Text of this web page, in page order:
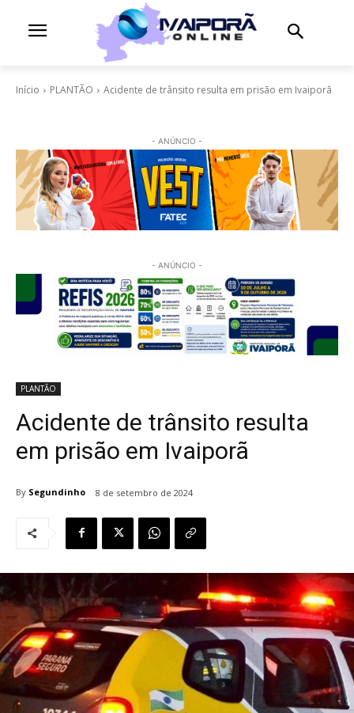
Início PLANTÃO Acidente de trânsito resulta em prisão em Ivaiporã
- ANÚNCIO -
- ANÚNCIO -
PLANTÃO
Acidente de trânsito resulta
em prisão em Ivaiporã
By Segundinho 8 de setembro de 2024